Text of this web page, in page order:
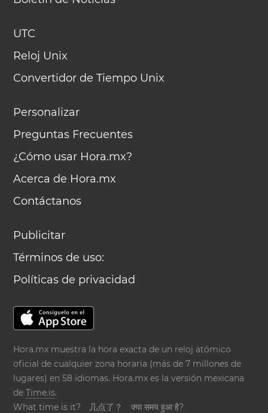
UTC
Reloj Unix
Convertidor de Tiempo Unix
Personalizar
Preguntas Frecuentes
¿Cómo usar Hora.mx?
Acerca de Hora.mx
Contáctanos
Publicitar
Términos de uso:
Políticas de privacidad
Hora.mx muestra la hora exacta de un reloj atómico
oficial de cualquier zona horaria (más de 7 millones de
lugares) en 58 idiomas. Hora.mx es la versión mexicana
deTime.is.
What time is it?
几点了？
क्या समय हुआ है?